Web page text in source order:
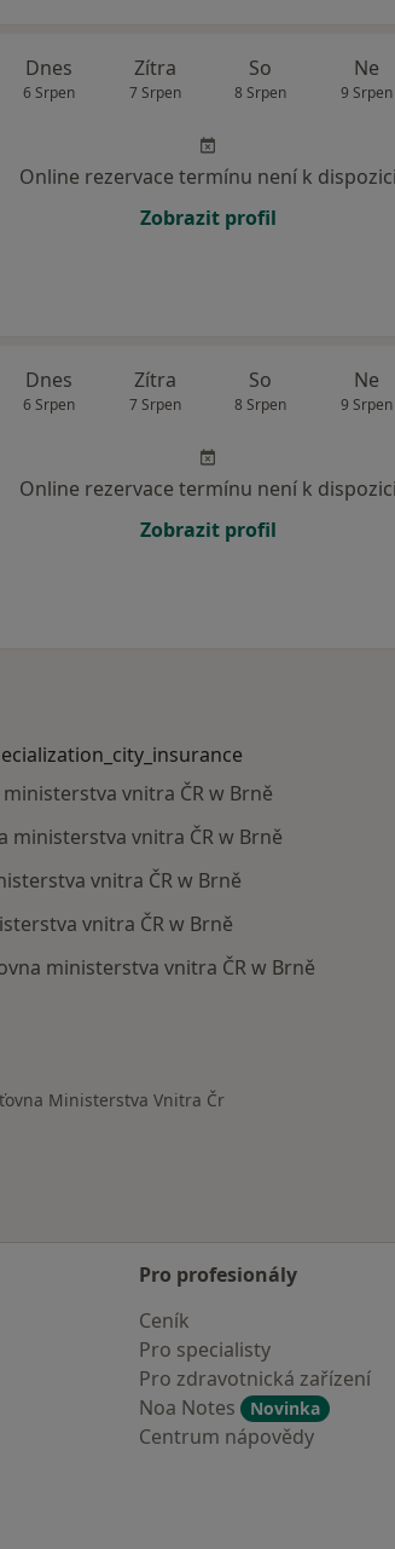
Dnes
6 Srpen
Zítra
7 Srpen
So
8 Srpen
Ne
9 Srpen
Online rezervace termínu není k
Zobrazit profil
Dnes
6 Srpen
Zítra
7 Srpen
So
8 Srpen
Ne
9 Srpen
Online rezervace termínu není k
Zobrazit profil
vnitra ČR w Brně
vnitra ČR w Brně
vnitra ČR w Brně
vnitra ČR w Brně
ministerstva vnitra ČR w Brně
Ministerstva Vnitra Čr
Pro profesionály
Ceník
Pro specialisty
Pro zdravotnická zařízení
Noa Notes
Novinka
Centrum nápovědy